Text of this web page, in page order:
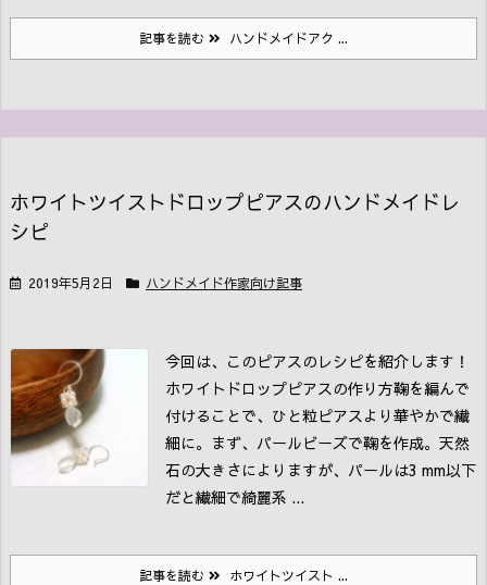
記事を読む ハンドメイドアク ...
ホワイトツイストドロップピアスのハンドメイドレ
シピ
2019年5月2日 ハンドメイド作家向け記事
今回は、このピアスのレシピを紹介します！
ホワイトドロップピアスの作り方鞠を編んで
付けることで、ひと粒ピアスより華やかで繊
細に。まず、パールビーズで鞠を作成。天然
石の大きさによりますが、パールは3 mm以下
だと繊細で綺麗系 ...
記事を読む ホワイトツイスト ...